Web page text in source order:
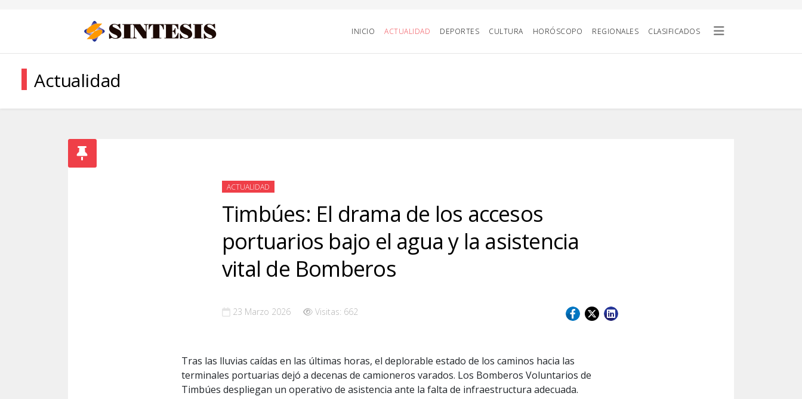
INICIO ACTUALIDAD DEPORTES CULTURA HORÓSCOPO REGIONALES CLASIFICADOS
Actualidad
ACTUALIDAD
Timbúes: El drama de los accesos
portuarios bajo el agua y la asistencia
vital de Bomberos
23 Marzo 2026 Visitas: 662
Tras las lluvias caídas en las últimas horas, el deplorable estado de los caminos hacia las
terminales portuarias dejó a decenas de camioneros varados. Los Bomberos Voluntarios de
Timbúes despliegan un operativo de asistencia ante la falta de infraestructura adecuada.